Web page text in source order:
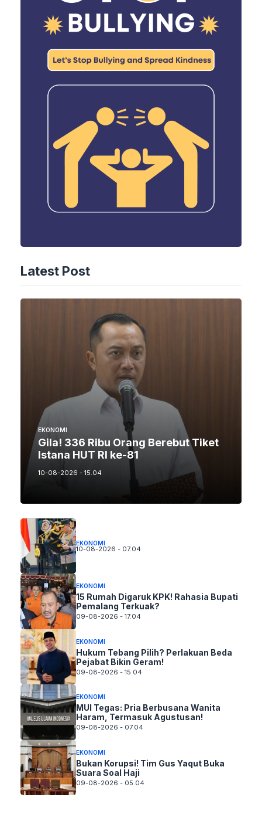
Latest Post
EKONOMI
Gila! 336 Ribu Orang Berebut Tiket
Istana HUT RI ke-81
10-08-2026 - 15.04
EKONOMI
10-08-2026 - 07.04
EKONOMI
15 Rumah Digaruk KPK! Rahasia Bupati
Pemalang Terkuak?
09-08-2026 - 17.04
EKONOMI
Hukum Tebang Pilih? Perlakuan Beda
Pejabat Bikin Geram!
09-08-2026 - 15.04
EKONOMI
MUI Tegas: Pria Berbusana Wanita
Haram, Termasuk Agustusan!
09-08-2026 - 07.04
EKONOMI
Bukan Korupsi! Tim Gus Yaqut Buka
Suara Soal Haji
09-08-2026 - 05.04